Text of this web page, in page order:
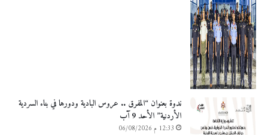
ندوة بعنوان “المفرق .. عروس البادية ودورها في بناء السردية
الأردنية” الأحد 9 آب
12:33 م 06/08/2026